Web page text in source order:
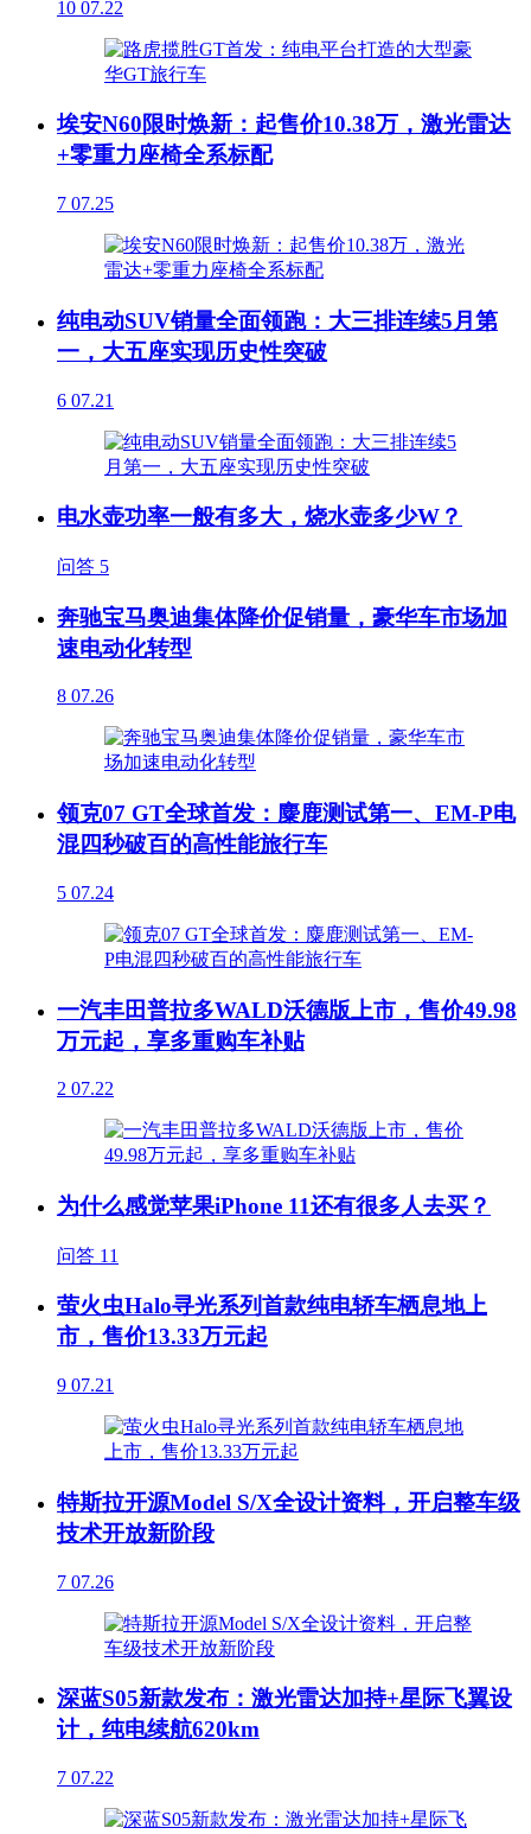
10 07.22
埃安N60限时焕新：起售价10.38万，激光雷达
+零重力座椅全系标配
7 07.25
纯电动SUV销量全面领跑：大三排连续5月第
一，大五座实现历史性突破
6 07.21
电水壶功率一般有多大，烧水壶多少W？
问答 5
奔驰宝马奥迪集体降价促销量，豪华车市场加
速电动化转型
8 07.26
领克07 GT全球首发：麋鹿测试第一、EM-P电
混四秒破百的高性能旅行车
5 07.24
一汽丰田普拉多WALD沃德版上市，售价49.98
万元起，享多重购车补贴
2 07.22
为什么感觉苹果iPhone 11还有很多人去买？
问答 11
萤火虫Halo寻光系列首款纯电轿车栖息地上
市，售价13.33万元起
9 07.21
特斯拉开源Model S/X全设计资料，开启整车级
技术开放新阶段
7 07.26
深蓝S05新款发布：激光雷达加持+星际飞翼设
计，纯电续航620km
7 07.22